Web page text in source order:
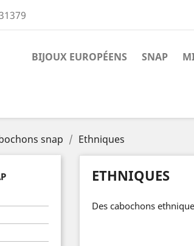
BIJOUX EUROPÉENS SNAP
snap Ethniques
ETHNIQUES
Des cabochons